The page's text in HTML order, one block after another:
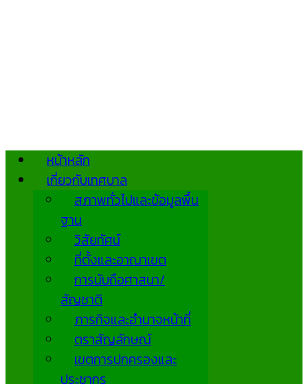
หน้าหลัก
เกี่ยวกับเทศบาล
สภาพทั่วไปและข้อมูลพื้น
ฐาน
วิสัยทัศน์
ที่ตั้งและอาณาเขต
การนับถือศาสนา/
สัญชาติ
ภารกิจและอำนาจหน้าที่
ตราสัญลักษณ์
เขตการปกครองและ
ประชากร